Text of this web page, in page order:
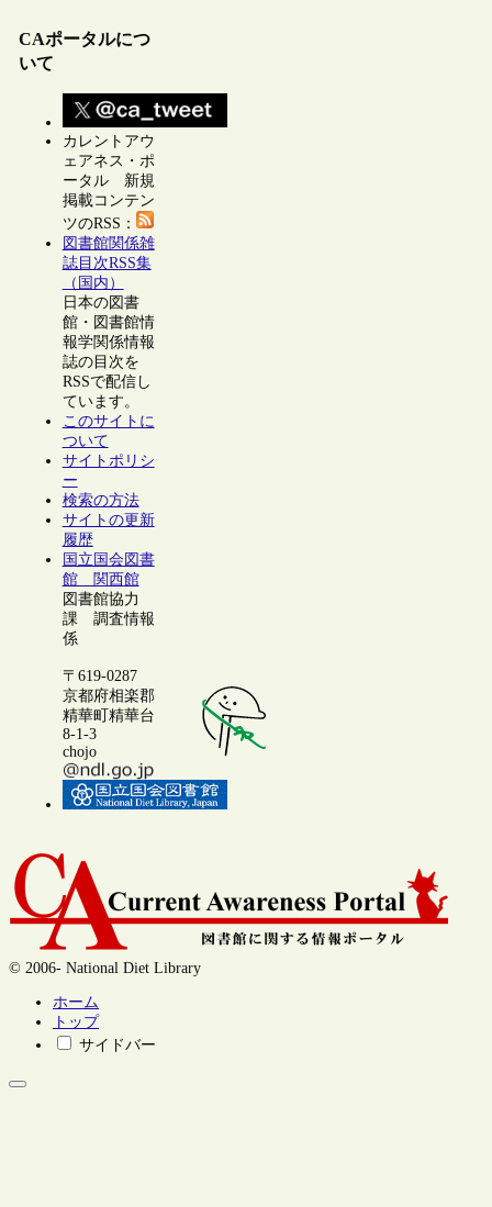
CAポータルにつ
いて
カレントアウ
ェアネス・ポ
ータル 新規
掲載コンテン
ツのRSS：
図書館関係雑
誌目次RSS集
（国内）
日本の図書
館・図書館情
報学関係情報
誌の目次を
RSSで配信し
ています。
このサイトに
ついて
サイトポリシ
ー
検索の方法
サイトの更新
履歴
国立国会図書
館 関西館
図書館協力
課 調査情報
係
〒619-0287
京都府相楽郡
精華町精華台
8-1-3
chojo
© 2006- National Diet Library
ホーム
トップ
サイドバー